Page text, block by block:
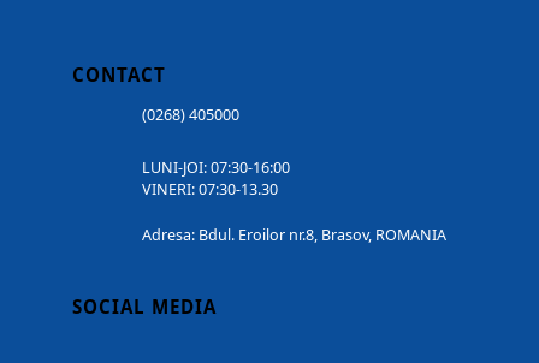
CONTACT
(0268) 405000
LUNI-JOI: 07:30-16:00
VINERI: 07:30-13.30
Adresa: Bdul. Eroilor nr.8, Brasov, ROMANIA
SOCIAL MEDIA